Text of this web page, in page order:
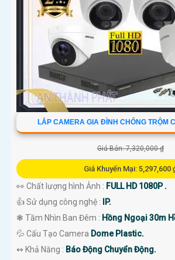
LẮP CAMERA GIA ĐÌNH CHỐNG TRỘM
Giá Bán: 7,320,000 ₫
Giá Khuyến Mại: 5,297,600
👀 Chất lượng hình Ảnh : FULL HD 1080P .
👍 Sử dụng công nghệ :
IP.
❃ Tầm Nhìn Ban Đêm : Hồng Ngoại 30m
💦 Cấu Tạo Camera Dome Plastic.
️↭ Khả Năng : Báo Động Chuyển Động.